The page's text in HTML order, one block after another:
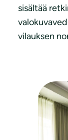
sisältää
vilauksen